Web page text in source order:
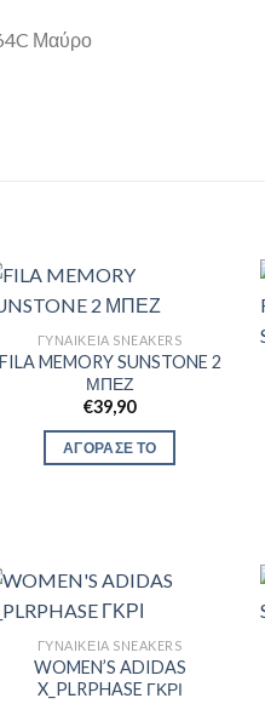
Μαύρο
ΓΥΝΑΙΚΕΊΑ SNEAKERS
FILA MEMORY SUNSTONE 2
ΜΠΕΖ
€39,90
ΑΓΟΡΑΣΕ ΤΟ
ΓΥΝΑΙΚΕΊΑ SNEAKERS
WOMEN’S ADIDAS
X_PLRPHASE ΓΚΡΙ